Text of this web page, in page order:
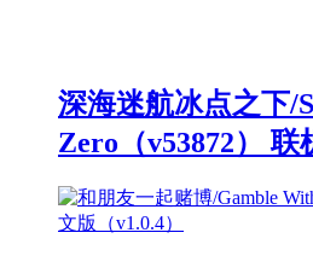
深海迷航冰点之下/
Zero（v53872） 联